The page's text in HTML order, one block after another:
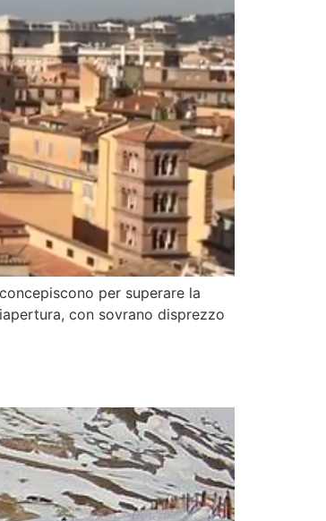
per superare la
con sovrano disprezzo